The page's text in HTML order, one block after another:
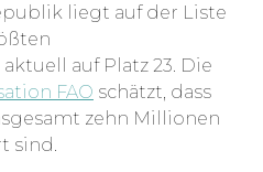
liegt auf der Liste
auf Platz 23. Die
FAO schätzt, dass
zehn Millionen
sind.